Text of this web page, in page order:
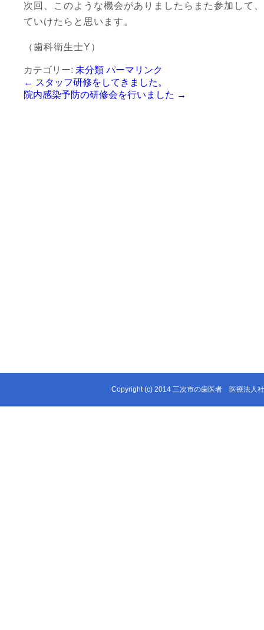
次回、このような機会がありましたらまた参加して
ていけたらと思います。
（歯科衛生士Y）
カテゴリー: 未分類 パーマリンク
← スタッフ研修をしてきました。
院内感染予防の研修会を行いました →
Copyright (c) 2014 三次市の歯医者 医療法人